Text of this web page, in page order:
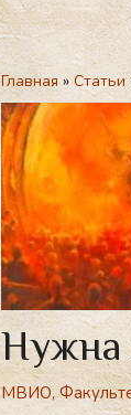
Главная Статьи
Нужна
МВИО,